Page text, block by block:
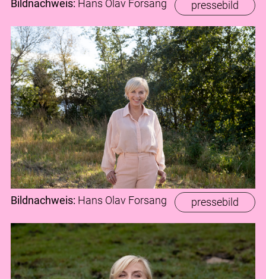
pressebild
Bildnachweis: Hans Olav Forsang
pressebild
Bildnachweis: Hans Olav Forsang